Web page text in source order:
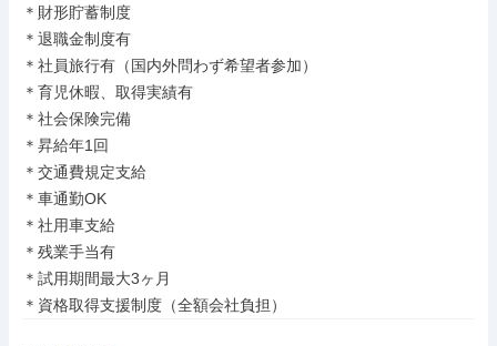
＊財形貯蓄制度
＊退職金制度有
＊社員旅行有（国内外問わず希望者参加）
＊育児休暇、取得実績有
＊社会保険完備
＊昇給年1回
＊交通費規定支給
＊車通勤OK
＊社用車支給
＊残業手当有
＊試用期間最大3ヶ月
＊資格取得支援制度（全額会社負担）